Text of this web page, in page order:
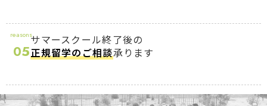
reasons
05
サマースクール終了後の
正規留学のご相談承ります